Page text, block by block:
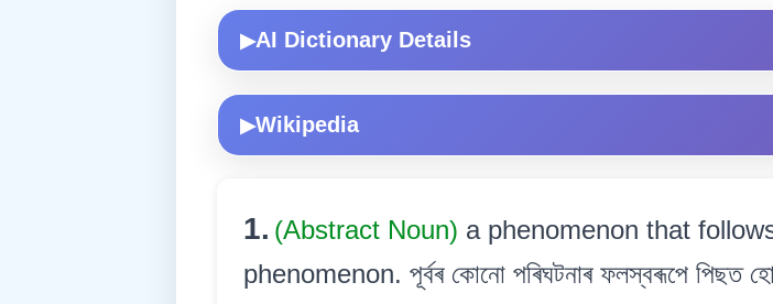
▶AI Dictionary Details
▶Wikipedia
1. (Abstract Noun) a phenomenon that
phenomenon. পূৰ্বৰ কোনো পৰিঘটনাৰ ফলস্বৰূপে পিছত